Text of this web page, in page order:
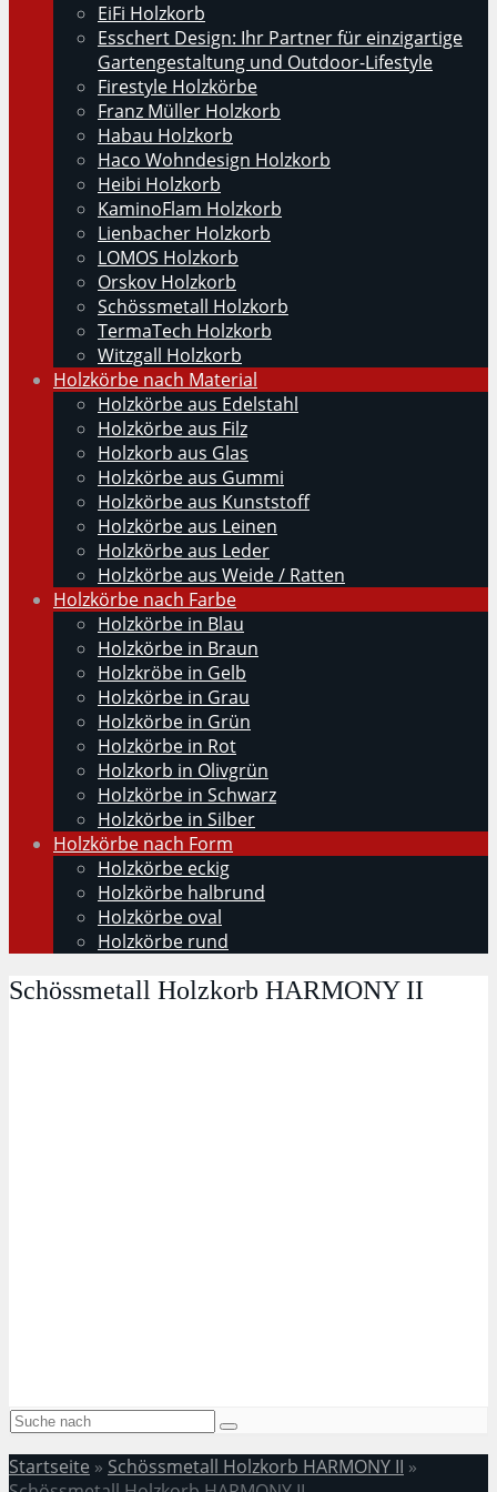
EiFi Holzkorb
Esschert Design: Ihr Partner für einzigartige
Gartengestaltung und Outdoor-Lifestyle
Firestyle Holzkörbe
Franz Müller Holzkorb
Habau Holzkorb
Haco Wohndesign Holzkorb
Heibi Holzkorb
KaminoFlam Holzkorb
Lienbacher Holzkorb
LOMOS Holzkorb
Orskov Holzkorb
Schössmetall Holzkorb
TermaTech Holzkorb
Witzgall Holzkorb
Holzkörbe nach Material
Holzkörbe aus Edelstahl
Holzkörbe aus Filz
Holzkorb aus Glas
Holzkörbe aus Gummi
Holzkörbe aus Kunststoff
Holzkörbe aus Leinen
Holzkörbe aus Leder
Holzkörbe aus Weide / Ratten
Holzkörbe nach Farbe
Holzkörbe in Blau
Holzkörbe in Braun
Holzkröbe in Gelb
Holzkörbe in Grau
Holzkörbe in Grün
Holzkörbe in Rot
Holzkorb in Olivgrün
Holzkörbe in Schwarz
Holzkörbe in Silber
Holzkörbe nach Form
Holzkörbe eckig
Holzkörbe halbrund
Holzkörbe oval
Holzkörbe rund
Schössmetall Holzkorb HARMONY II
Startseite » Schössmetall Holzkorb HARMONY II »